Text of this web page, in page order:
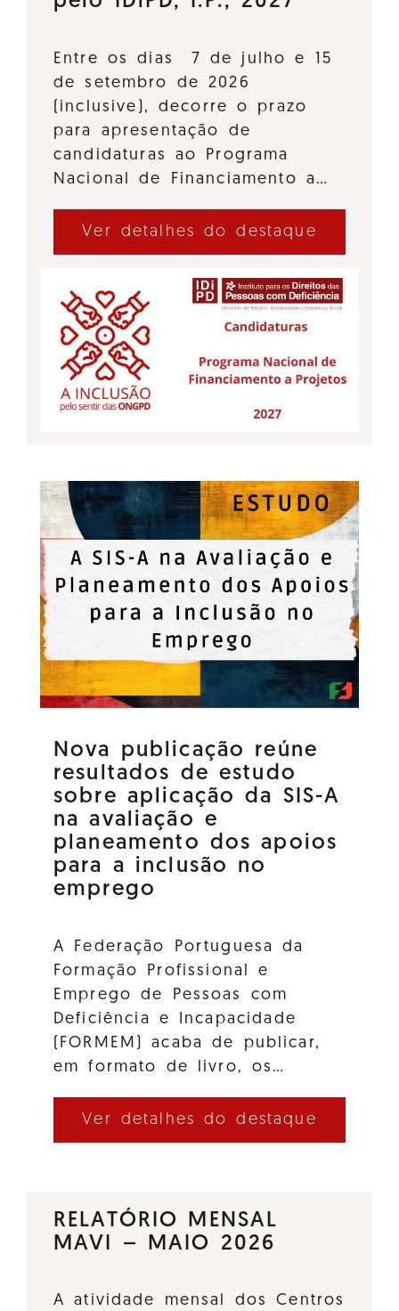
Entre os dias 7 de julho e 15
de setembro de 2026
(inclusive), decorre o prazo
para apresentação de
candidaturas ao Programa
Nacional de Financiamento a…
Ver detalhes do destaque
Nova publicação reúne
resultados de estudo
sobre aplicação da SIS-A
na avaliação e
planeamento dos apoios
para a inclusão no
emprego
A Federação Portuguesa da
Formação Profissional e
Emprego de Pessoas com
Deficiência e Incapacidade
(FORMEM) acaba de publicar,
em formato de livro, os…
Ver detalhes do destaque
RELATÓRIO MENSAL
MAVI – MAIO 2026
A atividade mensal dos Centros